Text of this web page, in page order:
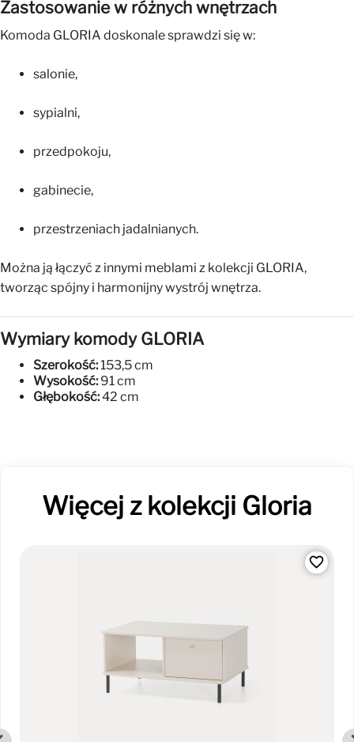
Zastosowanie w różnych wnętrzach
Komoda GLORIA doskonale sprawdzi się w:
salonie,
sypialni,
przedpokoju,
gabinecie,
przestrzeniach jadalnianych.
Można ją łączyć z innymi meblami z kolekcji GLORIA,
tworząc spójny i harmonijny wystrój wnętrza.
Wymiary komody GLORIA
Szerokość:153,5 cm
Wysokość:91 cm
Głębokość:42 cm
Więcej z kolekcji Gloria
favorite_border